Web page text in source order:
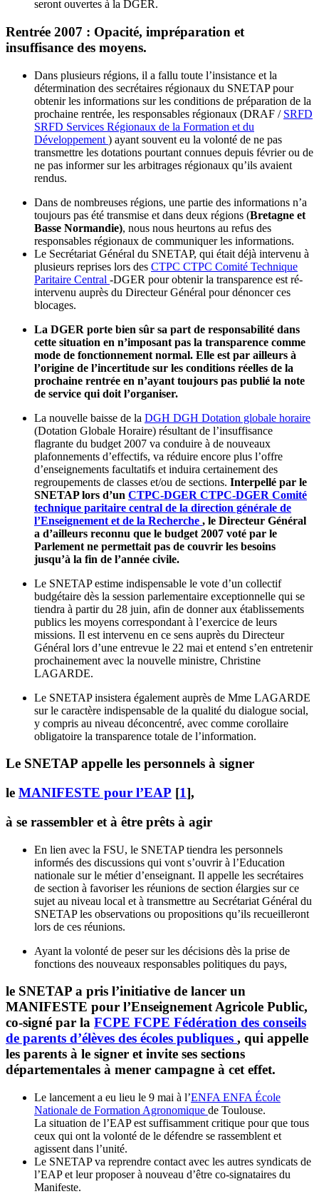
seront ouvertes à la DGER.
Rentrée 2007 : Opacité, impréparation et
insuffisance des moyens.
Dans plusieurs régions, il a fallu toute l’insistance et la
détermination des secrétaires régionaux du SNETAP pour
obtenir les informations sur les conditions de préparation de la
prochaine rentrée, les responsables régionaux (DRAF / SRFD
SRFD Services Régionaux de la Formation et du
Développement ) ayant souvent eu la volonté de ne pas
transmettre les dotations pourtant connues depuis février ou de
ne pas informer sur les arbitrages régionaux qu’ils avaient
rendus.
Dans de nombreuses régions, une partie des informations n’a
toujours pas été transmise et dans deux régions (Bretagne et
Basse Normandie), nous nous heurtons au refus des
responsables régionaux de communiquer les informations.
Le Secrétariat Général du SNETAP, qui était déjà intervenu à
plusieurs reprises lors des CTPC CTPC Comité Technique
Paritaire Central -DGER pour obtenir la transparence est ré-
intervenu auprès du Directeur Général pour dénoncer ces
blocages.
La DGER porte bien sûr sa part de responsabilité dans
cette situation en n’imposant pas la transparence comme
mode de fonctionnement normal. Elle est par ailleurs à
l’origine de l’incertitude sur les conditions réelles de la
prochaine rentrée en n’ayant toujours pas publié la note
de service qui doit l’organiser.
La nouvelle baisse de la DGH DGH Dotation globale horaire
(Dotation Globale Horaire) résultant de l’insuffisance
flagrante du budget 2007 va conduire à de nouveaux
plafonnements d’effectifs, va réduire encore plus l’offre
d’enseignements facultatifs et induira certainement des
regroupements de classes et/ou de sections. Interpellé par le
SNETAP lors d’un CTPC-DGER CTPC-DGER Comité
technique paritaire central de la direction générale de
l’Enseignement et de la Recherche , le Directeur Général
a d’ailleurs reconnu que le budget 2007 voté par le
Parlement ne permettait pas de couvrir les besoins
jusqu’à la fin de l’année civile.
Le SNETAP estime indispensable le vote d’un collectif
budgétaire dès la session parlementaire exceptionnelle qui se
tiendra à partir du 28 juin, afin de donner aux établissements
publics les moyens correspondant à l’exercice de leurs
missions. Il est intervenu en ce sens auprès du Directeur
Général lors d’une entrevue le 22 mai et entend s’en entretenir
prochainement avec la nouvelle ministre, Christine
LAGARDE.
Le SNETAP insistera également auprès de Mme LAGARDE
sur le caractère indispensable de la qualité du dialogue social,
y compris au niveau déconcentré, avec comme corollaire
obligatoire la transparence totale de l’information.
Le SNETAP appelle les personnels à signer
le MANIFESTE pour l’EAP [1],
à se rassembler et à être prêts à agir
En lien avec la FSU, le SNETAP tiendra les personnels
informés des discussions qui vont s’ouvrir à l’Education
nationale sur le métier d’enseignant. Il appelle les secrétaires
de section à favoriser les réunions de section élargies sur ce
sujet au niveau local et à transmettre au Secrétariat Général du
SNETAP les observations ou propositions qu’ils recueilleront
lors de ces réunions.
Ayant la volonté de peser sur les décisions dès la prise de
fonctions des nouveaux responsables politiques du pays,
le SNETAP a pris l’initiative de lancer un
MANIFESTE pour l’Enseignement Agricole Public,
co-signé par la FCPE FCPE Fédération des conseils
de parents d’élèves des écoles publiques , qui appelle
les parents à le signer et invite ses sections
départementales à mener campagne à cet effet.
Le lancement a eu lieu le 9 mai à l’ENFA ENFA École
Nationale de Formation Agronomique de Toulouse.
La situation de l’EAP est suffisamment critique pour que tous
ceux qui ont la volonté de le défendre se rassemblent et
agissent dans l’unité.
Le SNETAP va reprendre contact avec les autres syndicats de
l’EAP et leur proposer à nouveau d’être co-signataires du
Manifeste.